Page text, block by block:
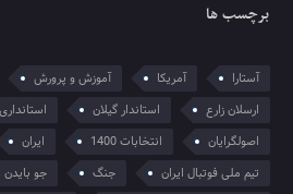
برچسب ها
آستارا آمریکا آموزش و پرورش
ارسلان زارع
استاندار گیلان
اصولگرایان
انتخابات 1400 ایران
تیم ملی فوتبال ایران
جنگ جو بایدن